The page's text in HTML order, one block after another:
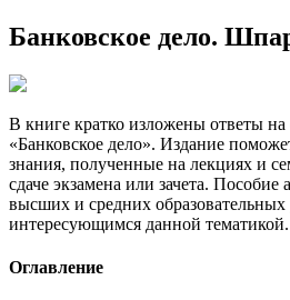
Банковское дело.
В книге кратко изложены ответы
«Банковское дело». Издание
знания, полученные на лекциях и
сдаче экзамена или зачета. Пособие
высших и средних
интересующимся данной тематикой.
Оглавление